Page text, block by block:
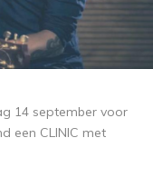
14 september voor
een CLINIC met